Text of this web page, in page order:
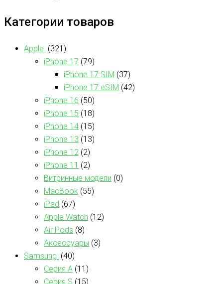
Категории товаров
Apple (321)
iPhone 17 (79)
iPhone 17 SIM (37)
iPhone 17 eSIM (42)
iPhone 16 (50)
iPhone 15 (18)
iPhone 14 (15)
iPhone 13 (13)
iPhone 12 (2)
iPhone 11 (2)
Витринные модели (0)
MacBook (55)
iPad (67)
Apple Watch (12)
Air Pods (8)
Аксессуары (3)
Samsung (40)
Серия А (11)
Серия S (15)